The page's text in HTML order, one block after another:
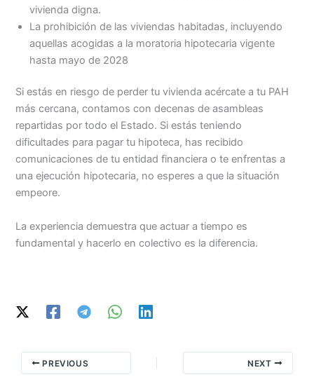
vivienda digna.
La prohibición de las viviendas habitadas, incluyendo
aquellas acogidas a la moratoria hipotecaria vigente
hasta mayo de 2028
Si estás en riesgo de perder tu vivienda acércate a tu PAH
más cercana, contamos con decenas de asambleas
repartidas por todo el Estado. Si estás teniendo
dificultades para pagar tu hipoteca, has recibido
comunicaciones de tu entidad financiera o te enfrentas a
una ejecución hipotecaria, no esperes a que la situación
empeore.
La experiencia demuestra que actuar a tiempo es
fundamental y hacerlo en colectivo es la diferencia.
PREVIOUS NEXT